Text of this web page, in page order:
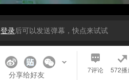
登录后可以发送弹幕，快点来试试
分享给好友 7评论 572播